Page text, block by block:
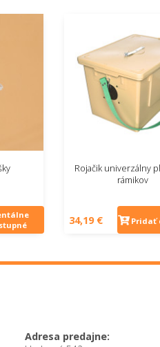
Rojačik univerzálny
rámikov
34,19 € Pridať
Adresa predajne: